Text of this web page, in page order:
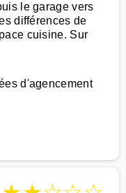
le garage vers
différences de
cuisine. Sur
d'agencement